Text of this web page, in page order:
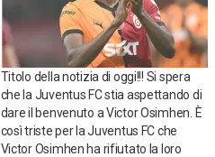
Titolo della notizia di oggi!!! Si spera
che la Juventus FC stia aspettando di
dare il benvenuto a Victor Osimhen. È
così triste per la Juventus FC che
Victor Osimhen ha rifiutato la loro